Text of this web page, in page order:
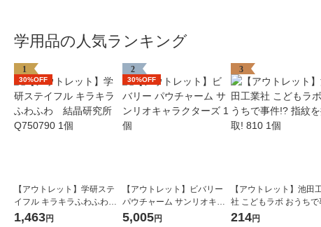
学用品の人気ランキング
1
30%OFF
【アウトレット】学研ステ
イフル キラキラふわふわ
結晶研究所 Q750790 1個
1,463円
2
30%OFF
【アウトレット】ビバリー
パウチャーム サンリオキャ
ラクターズ 1個
5,005円
3
【アウトレット】池田
社 こどもラボ おうちで
件!? 指紋を採取! 810 1個
214円